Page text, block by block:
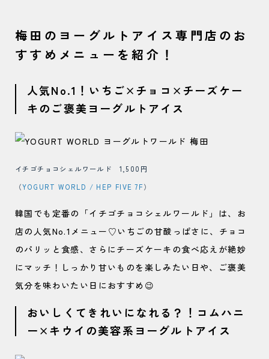
梅田のヨーグルトアイス専門店のお
すすめメニューを紹介！
人気No.1！いちご×チョコ×チーズケー
キのご褒美ヨーグルトアイス
イチゴチョコシェルワールド 1,500円
（YOGURT WORLD / HEP FIVE 7F）
韓国でも定番の「イチゴチョコシェルワールド」は、お
店の人気No.1メニュー♡いちごの甘酸っぱさに、チョコ
のパリッと食感、さらにチーズケーキの食べ応えが絶妙
にマッチ！しっかり甘いものを楽しみたい日や、ご褒美
気分を味わいたい日におすすめ😉
おいしくてきれいになれる？！コムハニ
ー×キウイの美容系ヨーグルトアイス